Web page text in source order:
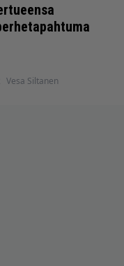
Vesa Siltanen